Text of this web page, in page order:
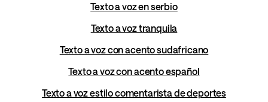
Texto a voz en serbio
Texto a voz tranquila
Texto a voz con acento sudafricano
Texto a voz con acento español
Texto a voz estilo comentarista de deportes